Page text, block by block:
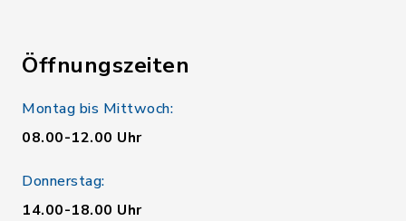
Öffnungszeiten
Montag bis Mittwoch:
08.00-12.00 Uhr
Donnerstag:
14.00-18.00 Uhr